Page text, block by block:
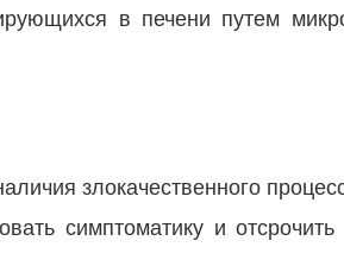
в печени путем
злокачественного
симптоматику и